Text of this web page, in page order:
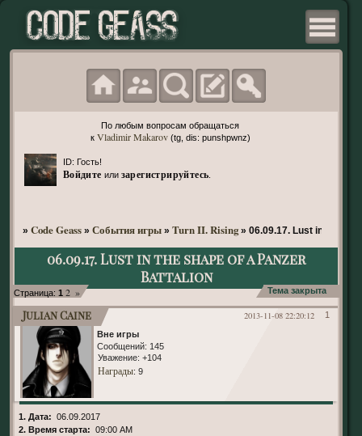
По любым вопросам обращаться
к Vladimir Makarov(tg, dis: punshpwnz)
ID: Гость!
Войдите или зарегистрируйтесь
» Code Geass » События игры » Turn II. Rising » 06.09.17. Lust in the
06.09.17. Lust in the shape of a Panzer
Battalion
Страница: 1 2 » Тема закрыта
1
2013-11-08 22:20:12
Julian Caine
Вне игры
Сообщений: 145
Уважение: +104
Награды: 9
1. Дата: 06.09.2017
2. Время старта:09:00 AM